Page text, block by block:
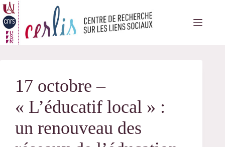
Passer
au
contenu
17 octobre –
« L’éducatif local » :
un renouveau des